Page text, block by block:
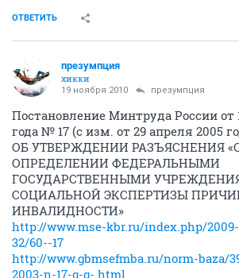
ОТВЕТИТЬ
презумпция
хикки
19 ноября 2010 презумпция
Постановление Минтруда России от
года № 17 (с изм. от 29 апреля 2005
ОБ УТВЕРЖДЕНИИ РАЗЪЯСНЕНИЯ
ОПРЕДЕЛЕНИИ ФЕДЕРАЛЬНЫМИ
ГОСУДАРСТВЕННЫМИ
СОЦИАЛЬНОЙ ЭКСПЕРТИЗЫ
ИНВАЛИДНОСТИ»
http://www.mse-kbr.ru/index.php/2009-
32/60--17
http://www.gbmsefmba.ru/norm-baza/
2003-n-17-q-q-.html